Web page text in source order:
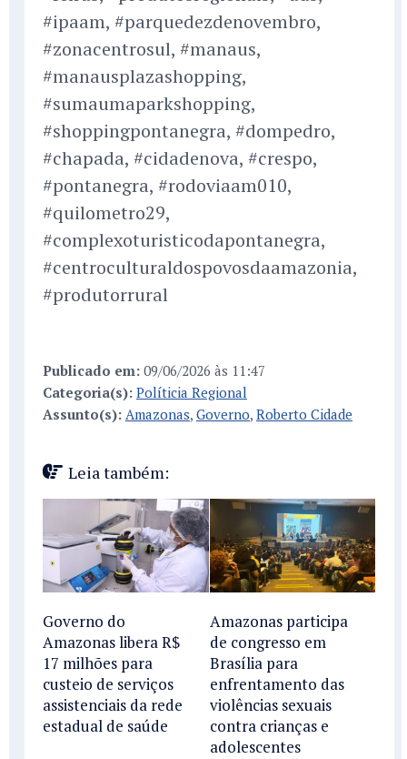
#ipaam, #parquedezdenovembro,
#zonacentrosul, #manaus,
#manausplazashopping,
#sumaumaparkshopping,
#shoppingpontanegra, #dompedro,
#chapada, #cidadenova, #crespo,
#pontanegra, #rodoviaam010,
#quilometro29,
#complexoturisticodapontanegra,
#centroculturaldospovosdaamazonia,
#produtorrural
Publicado em: 09/06/2026 às 11:47
Categoria(s): Políticia Regional
Assunto(s): Amazonas, Governo, Roberto Cidade
Leia também:
Governo do
Amazonas libera R$
17 milhões para
custeio de serviços
assistenciais da rede
estadual de saúde
Amazonas participa
de congresso em
Brasília para
enfrentamento das
violências sexuais
contra crianças e
adolescentes